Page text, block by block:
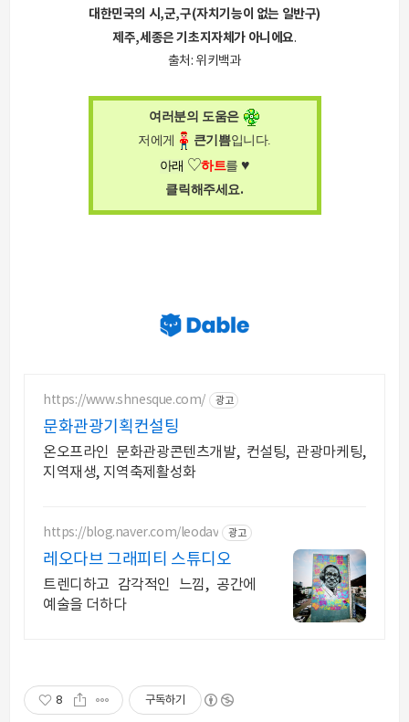
대한민국의 시,군,구(자치기능이 없는 일반구)
제주,세종은 기초지자체가 아니에요.
출처: 위키백과
여러분의 도움은
저에게
큰기쁨입니다.
아래 ♡하트를 ♥
클릭해주세요.
https://www.shnesque.com/ 광고
문화관광기획컨설팅
온오프라인 문화관광콘텐츠개발, 컨설팅, 관광마케팅,
지역재생, 지역축제활성화
https://blog.naver.com/leodav 광고
레오다브 그래피티 스튜디오
트렌디하고 감각적인 느낌, 공간에
예술을 더하다
8 구독하기